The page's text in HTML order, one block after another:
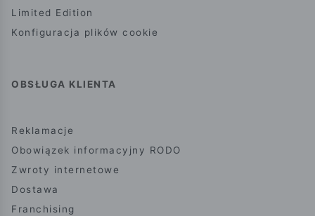
Limited Edition
Konfiguracja plików cookie
OBSŁUGA KLIENTA
Reklamacje
Obowiązek informacyjny RODO
Zwroty internetowe
Dostawa
Franchising